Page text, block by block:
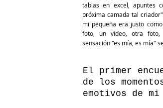
tablas en excel, apuntes
próxima camada tal
mi pequeña era justo
foto, un video, otra
sensación "es mía, es mía"
El primer
de los
emotivos de